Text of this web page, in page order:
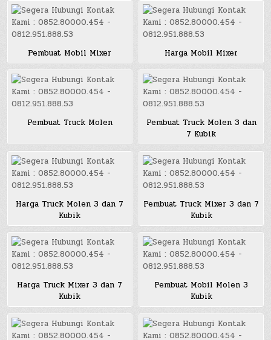
Pembuat Mobil Mixer Harga Mobil Mixer
Pembuat Truck Molen
Pembuat Truck Molen 3 dan
7 Kubik
Harga Truck Molen 3 dan 7
Kubik
Pembuat Truck Mixer 3 dan 7
Kubik
Harga Truck Mixer 3 dan 7
Kubik
Pembuat Mobil Molen 3
Kubik